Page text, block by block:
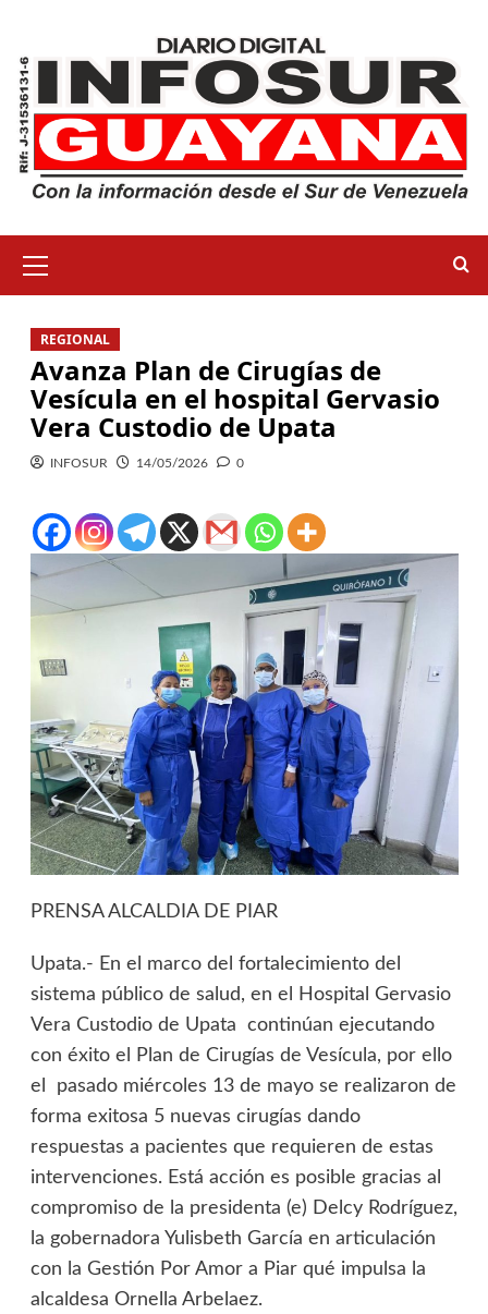
REGIONAL
Avanza Plan de Cirugías de
Vesícula en el hospital Gervasio
Vera Custodio de Upata
INFOSUR 14/05/2026 0
PRENSA ALCALDIA DE PIAR
‎Upata.- En el marco del fortalecimiento del
sistema público de salud, en el Hospital Gervasio
Vera Custodio de Upata continúan ejecutando
con éxito el Plan de Cirugías de Vesícula, por ello
el pasado miércoles 13 de mayo se realizaron de
forma exitosa 5 nuevas cirugías dando
respuestas a pacientes que requieren de estas
intervenciones. Está acción es posible gracias al
compromiso de la presidenta (e) Delcy Rodríguez,
la gobernadora Yulisbeth García en articulación
con la Gestión Por Amor a Piar qué impulsa la
alcaldesa Ornella Arbelaez.